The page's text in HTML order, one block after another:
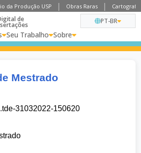
da Produção USP Obras Raras
de
Seu Trabalho Sobre
PT-BR
Mestrado
31032022-150620